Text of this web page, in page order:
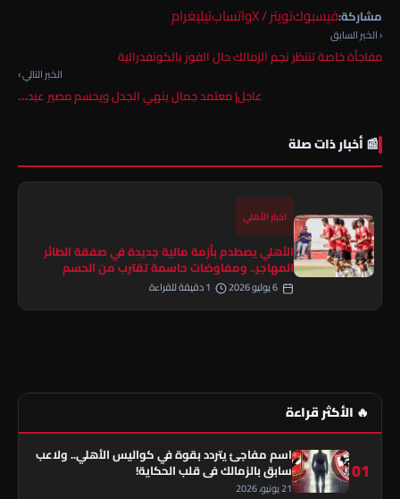
مشاركة:فيسبوكتويتر / X واتسابتيليغرام
‹ الخبر السابق
مفاجأة خاصة تنتظر نجم الزمالك حال الفوز بالكونفدرالية
الخبر التالي ›
عاجل| معتمد جمال ينهي الجدل ويحسم مصير عبد…
📰 أخبار ذات صلة
اخبار الأهلي
الأهلي يصطدم بأزمة مالية جديدة في صفقة الطائر
المهاجر.. ومفاوضات حاسمة تقترب من الحسم
🔥 الأكثر قراءة
01
اسم مفاجئ يتردد بقوة في كواليس الأهلي.. ولاعب
سابق بالزمالك في قلب الحكاية!
21 يونيو، 2026